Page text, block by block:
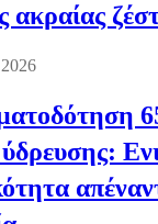
ακραίας